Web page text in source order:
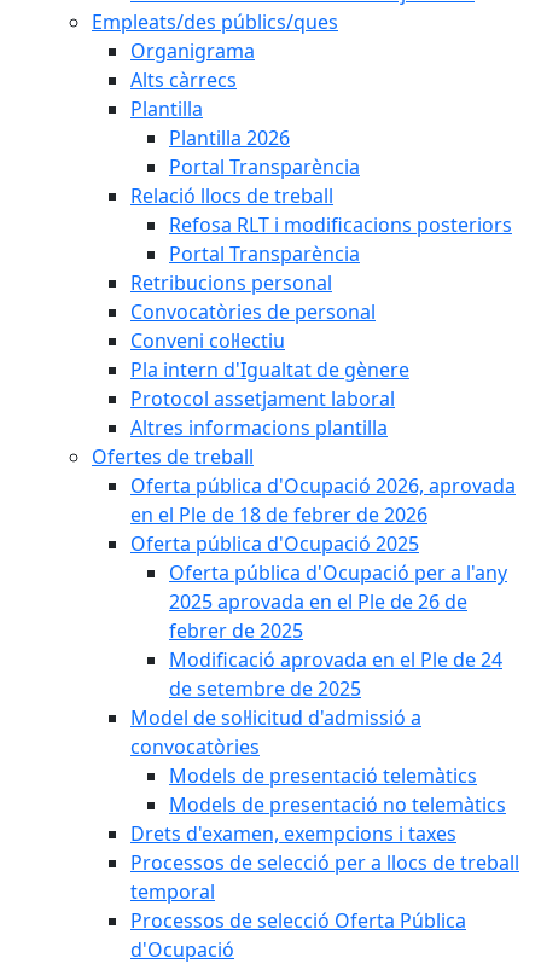
Empleats/des públics/ques
Organigrama
Alts càrrecs
Plantilla
Plantilla 2026
Portal Transparència
Relació llocs de treball
Refosa RLT i modificacions posteriors
Portal Transparència
Retribucions personal
Convocatòries de personal
Conveni col·lectiu
Pla intern d'Igualtat de gènere
Protocol assetjament laboral
Altres informacions plantilla
Ofertes de treball
Oferta pública d'Ocupació 2026, aprovada
en el Ple de 18 de febrer de 2026
Oferta pública d'Ocupació 2025
Oferta pública d'Ocupació per a l'any
2025 aprovada en el Ple de 26 de
febrer de 2025
Modificació aprovada en el Ple de 24
de setembre de 2025
Model de sol·licitud d'admissió a
convocatòries
Models de presentació telemàtics
Models de presentació no telemàtics
Drets d'examen, exempcions i taxes
Processos de selecció per a llocs de treball
temporal
Processos de selecció Oferta Pública
d'Ocupació